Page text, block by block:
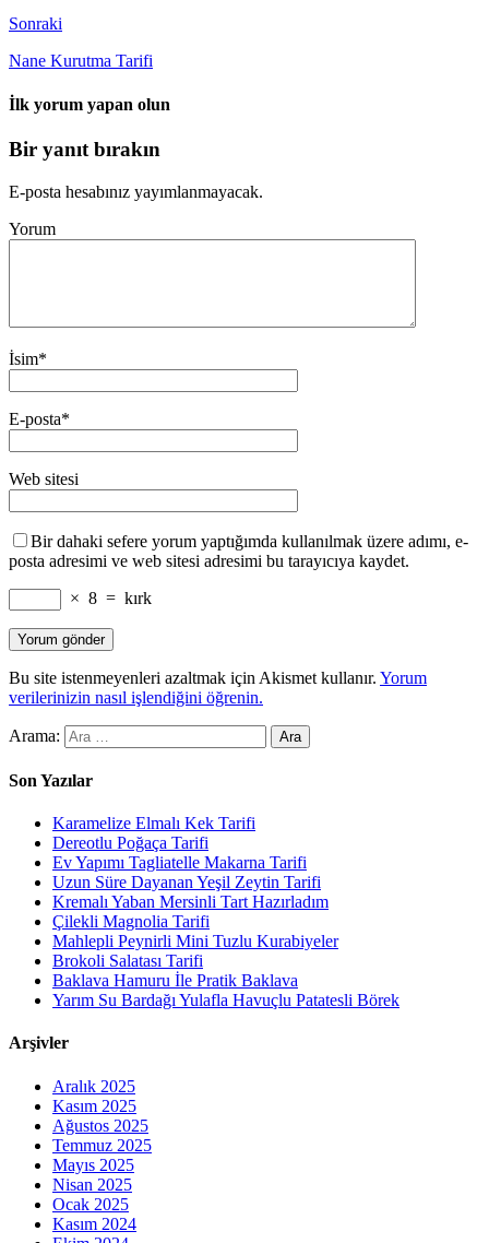
Sonraki
Nane Kurutma Tarifi
İlk yorum yapan olun
Bir yanıt bırakın
E-posta hesabınız yayımlanmayacak.
Yorum
İsim*
E-posta*
Web sitesi
Bir dahaki sefere yorum yaptığımda kullanılmak üzere adımı, e-
posta adresimi ve web sitesi adresimi bu tarayıcıya kaydet.
× 8 = kırk
Bu site istenmeyenleri azaltmak için Akismet kullanır. Yorum
verilerinizin nasıl işlendiğini öğrenin.
Arama:
Son Yazılar
Karamelize Elmalı Kek Tarifi
Dereotlu Poğaça Tarifi
Ev Yapımı Tagliatelle Makarna Tarifi
Uzun Süre Dayanan Yeşil Zeytin Tarifi
Kremalı Yaban Mersinli Tart Hazırladım
Çilekli Magnolia Tarifi
Mahlepli Peynirli Mini Tuzlu Kurabiyeler
Brokoli Salatası Tarifi
Baklava Hamuru İle Pratik Baklava
Yarım Su Bardağı Yulafla Havuçlu Patatesli Börek
Arşivler
Aralık 2025
Kasım 2025
Ağustos 2025
Temmuz 2025
Mayıs 2025
Nisan 2025
Ocak 2025
Kasım 2024